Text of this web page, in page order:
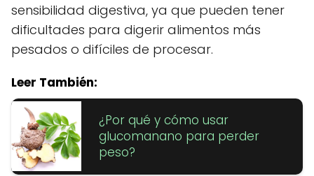
sensibilidad digestiva, ya que pueden tener
dificultades para digerir alimentos más
pesados o difíciles de procesar.
Leer También:
¿Por qué y cómo usar
glucomanano para perder
peso?